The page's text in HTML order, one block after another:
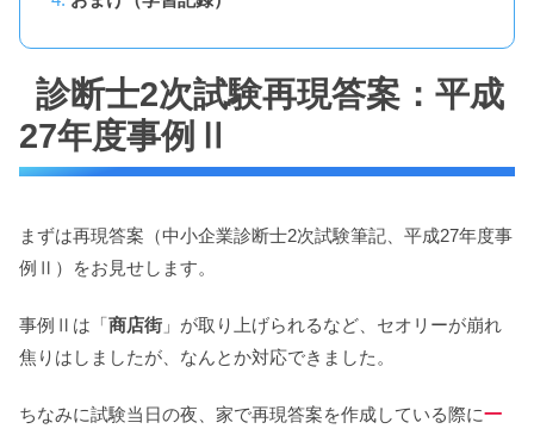
診断士2次試験再現答案：平成
27年度事例Ⅱ
まずは再現答案（中小企業診断士2次試験筆記、平成27年度事
例Ⅱ）をお見せします。
事例Ⅱは「 商店街 」が取り上げられるなど、セオリーが崩れ
焦りはしましたが、なんとか対応できました。
ちなみに試験当日の夜、家で再現答案を作成している際に一